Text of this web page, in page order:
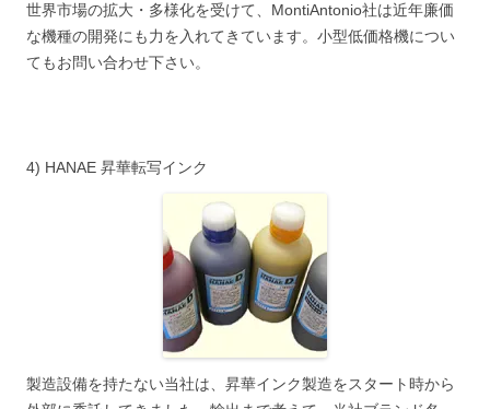
世界市場の拡大・多様化を受けて、MontiAntonio社は近年廉価
な機種の開発にも力を入れてきています。小型低価格機につい
てもお問い合わせ下さい。
4) HANAE 昇華転写インク
製造設備を持たない当社は、昇華インク製造をスタート時から